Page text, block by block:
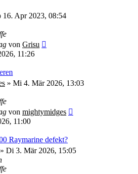
16. Apr 2023, 08:54
von Grisu
11:26
» Mi 4. Mär 2026, 13:03
von mightymidges
11:00
Raymarine defekt?
Di 3. Mär 2026, 15:05